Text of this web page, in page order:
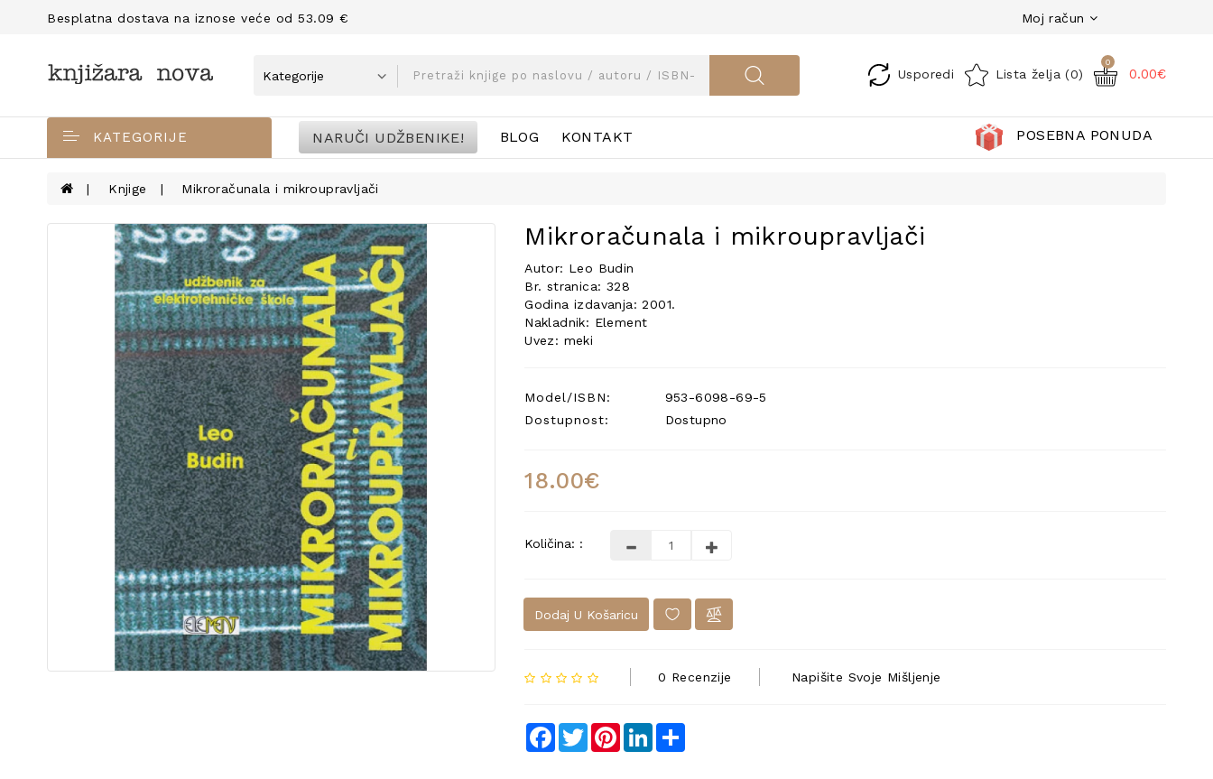
Besplatna dostava na iznose veće od 53.09 € Moj račun
Usporedi Lista želja (0)
0
0.00€
KATEGORIJE NARUČI UDŽBENIKE! BLOG KONTAKT POSEBNA PONUDA
Knjige Mikroračunala i mikroupravljači
Mikroračunala i mikroupravljači
Autor: Leo Budin
Br. stranica: 328
Godina izdavanja: 2001.
Nakladnik: Element
Uvez: meki
Model/ISBN:
953-6098-69-5
Dostupnost:
Dostupno
18.00€
Količina: :
Dodaj U Košaricu
0 Recenzije Napišite Svoje Mišljenje
Facebook
TwitterPinterestLinkedIn